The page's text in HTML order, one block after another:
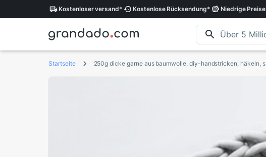
Kostenloserversand* KostenloseRücksendung* NiedrigePreise
Startseite